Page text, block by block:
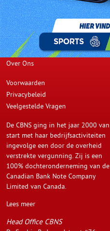
Resultaten
Spellen
Verkooppunten
Promoties
Media Center
Over Ons
Voorwaarden
Privacybeleid
Veelgestelde Vragen
De CBNS ging in het jaar 2000 van
start met haar bedrijfsactiviteiten
ingevolge een door de overheid
verstrekte vergunning. Zij is een
100% dochteronderneming van de
Canadian Bank Note Company
Limited van Canada.
Lees meer
Head Office CBNS